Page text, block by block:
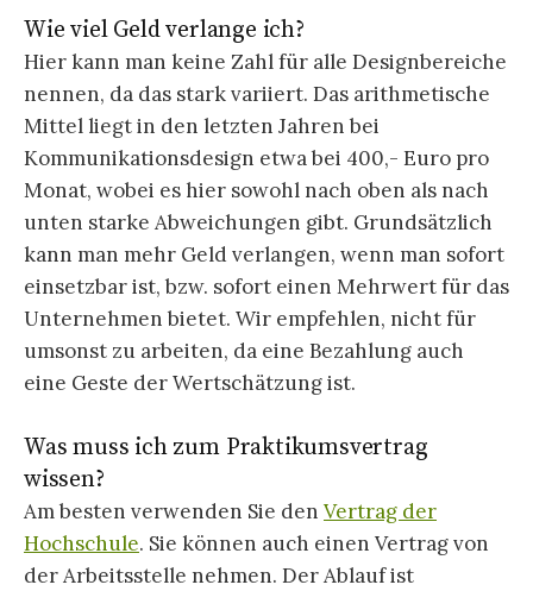
Wie viel Geld verlange ich?
Hier kann man keine Zahl für alle Designbereiche
nennen, da das stark variiert. Das arithmetische
Mittel liegt in den letzten Jahren bei
Kommunikationsdesign etwa bei 400,- Euro pro
Monat, wobei es hier sowohl nach oben als nach
unten starke Abweichungen gibt. Grundsätzlich
kann man mehr Geld verlangen, wenn man sofort
einsetzbar ist, bzw. sofort einen Mehrwert für das
Unternehmen bietet. Wir empfehlen, nicht für
umsonst zu arbeiten, da eine Bezahlung auch
eine Geste der Wertschätzung ist.
Was muss ich zum Praktikumsvertrag
wissen?
Am besten verwenden Sie den Vertrag der
Hochschule. Sie können auch einen Vertrag von
der Arbeitsstelle nehmen. Der Ablauf ist